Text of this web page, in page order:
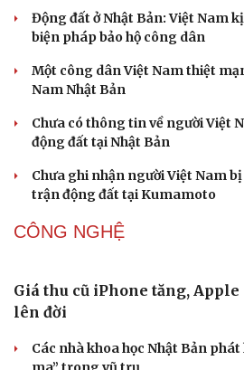
Động đất ở Nhật Bản: Việt Nam
biện pháp bảo hộ công dân
Một công dân Việt Nam thiệt
Nam Nhật Bản
Chưa có thông tin về người Việt
động đất tại Nhật Bản
Chưa ghi nhận người Việt Nam
trận động đất tại Kumamoto
CÔNG NGHỆ